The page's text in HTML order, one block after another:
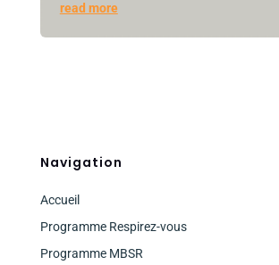
read more
Navigation
Accueil
Programme Respirez-vous
Programme MBSR